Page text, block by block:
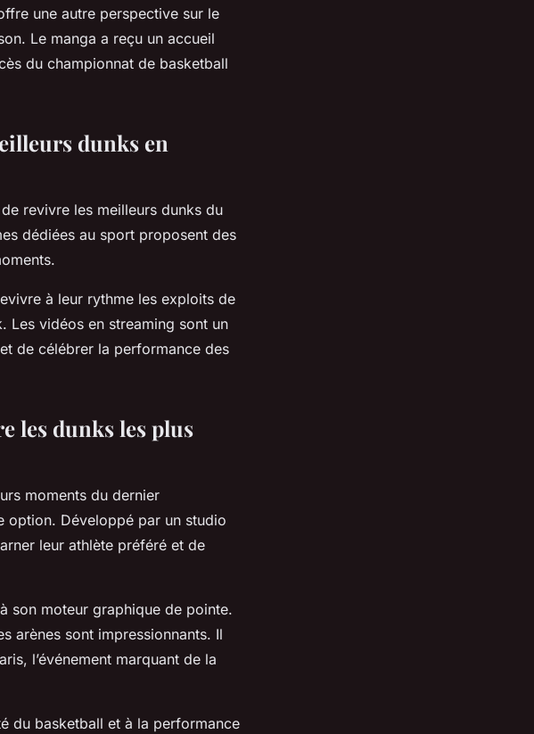
une autre perspective sur le
Le manga a reçu un accueil
du championnat de basketball
dunks en
revivre les meilleurs dunks du
dédiées au sport proposent des
à leur rythme les exploits de
Les vidéos en streaming sont un
de célébrer la performance des
les dunks les plus
moments du dernier
option. Développé par un studio
leur athlète préféré et de
son moteur graphique de pointe.
arènes sont impressionnants. Il
l’événement marquant de la
du basketball et à la performance